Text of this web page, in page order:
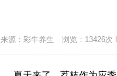
来源：彩牛养生 浏览：13426次